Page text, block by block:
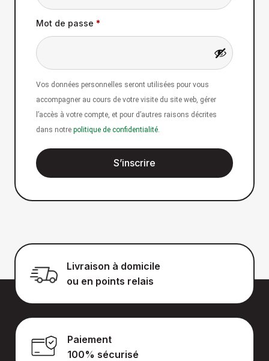
Mot de passe *
Vos données personnelles seront utilisées pour vous
accompagner au cours de votre visite du site web, gérer
l’accès à votre compte, et pour d’autres raisons décrites
dans notre politique de confidentialité.
S’inscrire
Livraison à domicile
ou en points relais
Paiement
100% sécurisé